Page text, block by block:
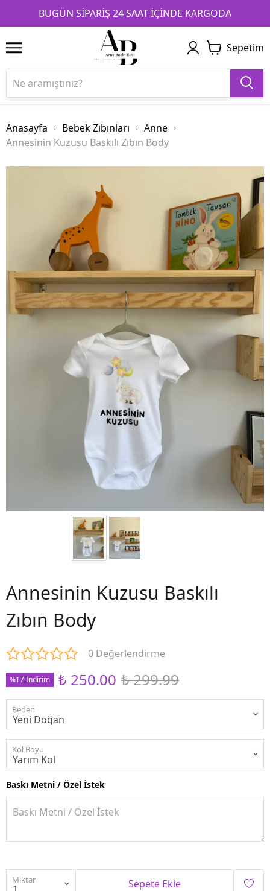
BUGÜN SİPARİŞ 24 SAAT İÇİNDE KARGODA
1 2 3
Sepetim
Anasayfa Bebek Zıbınları
Anne
Annesinin Kuzusu Baskılı Zıbın Body
Annesinin Kuzusu Baskılı
Zıbın Body
0 Değerlendirme
%17 İndirim ₺ 250.00 ₺ 299.99
Beden
Kol Boyu
Baskı Metni / Özel İstek
Miktar Sepete Ekle